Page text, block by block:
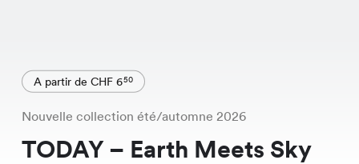
A partir de CHF 650
Nouvelle collection été/automne 2026
TODAY – Earth Meets Sky